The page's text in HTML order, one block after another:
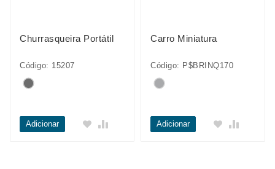
Churrasqueira Portátil
Código: 15207
Adicionar
Carro Miniatura
Código: P$BRINQ170
Adicionar